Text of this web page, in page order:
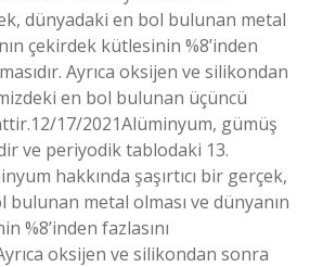
dünyadaki en bol bulunan metal
çekirdek kütlesinin %8’inden
Ayrıca oksijen ve silikondan
en bol bulunan üçüncü
17/2021Alüminyum, gümüş
ve periyodik tablodaki 13.
hakkında şaşırtıcı bir gerçek,
bulunan metal olması ve dünyanın
%8’inden fazlasını
oksijen ve silikondan sonra